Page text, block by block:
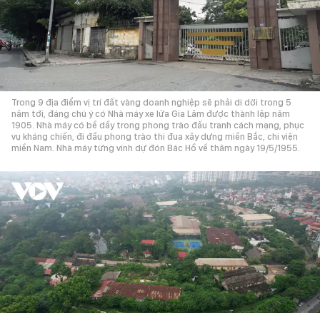
Trong 9 địa điểm vị trí đất vàng doanh nghiệp sẽ phải di dời trong 5
năm tới, đáng chú ý có Nhà máy xe lửa Gia Lâm được thành lập năm
1905. Nhà máy có bề dầy trong phong trào đấu tranh cách mạng, phục
vụ kháng chiến, đi đầu phong trào thi đua xây dựng miền Bắc, chi viện
miền Nam. Nhà máy từng vinh dự đón Bác Hồ về thăm ngày 19/5/1955.